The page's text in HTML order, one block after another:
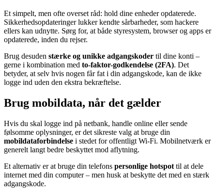
Et simpelt, men ofte overset råd: hold dine enheder opdaterede.
Sikkerhedsopdateringer lukker kendte sårbarheder, som hackere
ellers kan udnytte. Sørg for, at både styresystem, browser og apps er
opdaterede, inden du rejser.
Brug desuden stærke og unikke adgangskoder til dine konti –
gerne i kombination med to-faktor-godkendelse (2FA). Det
betyder, at selv hvis nogen får fat i din adgangskode, kan de ikke
logge ind uden den ekstra bekræftelse.
Brug mobildata, når det gælder
Hvis du skal logge ind på netbank, handle online eller sende
følsomme oplysninger, er det sikreste valg at bruge din
mobildataforbindelse i stedet for offentligt Wi-Fi. Mobilnetværk er
generelt langt bedre beskyttet mod aflytning.
Et alternativ er at bruge din telefons personlige hotspot til at dele
internet med din computer – men husk at beskytte det med en stærk
adgangskode.